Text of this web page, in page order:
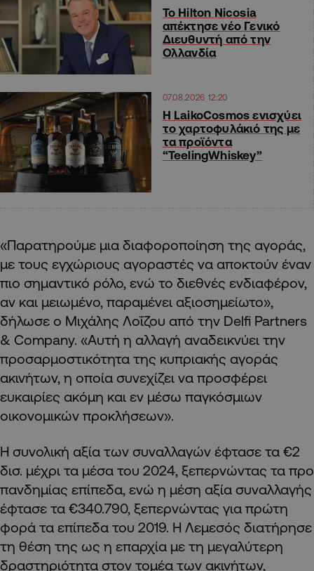
Το Hilton Nicosia
απέκτησε νέο Γενικό
Διευθυντή από την
Ολλανδία
07.08.2026 12:20
Η LaikoCosmos ενισχύει
το χαρτοφυλάκιό της με
τα προϊόντα
“TeelingWhiskey”
«Παρατηρούμε μια διαφοροποίηση της αγοράς,
με τους εγχώριους αγοραστές να αποκτούν έναν
πιο σημαντικό ρόλο, ενώ το διεθνές ενδιαφέρον,
αν και μειωμένο, παραμένει αξιοσημείωτο»,
δήλωσε ο Μιχάλης Λοΐζου από την Delfi Partners
& Company. «Αυτή η αλλαγή αναδεικνύει την
προσαρμοστικότητα της κυπριακής αγοράς
ακινήτων, η οποία συνεχίζει να προσφέρει
ευκαιρίες ακόμη και εν μέσω παγκόσμιων
οικονομικών προκλήσεων».
Η συνολική αξία των συναλλαγών έφτασε τα €2
δισ. μέχρι τα μέσα του 2024, ξεπερνώντας τα προ
πανδημίας επίπεδα, ενώ η μέση αξία συναλλαγής
έφτασε τα €340.790, ξεπερνώντας για πρώτη
φορά τα επίπεδα του 2019. Η Λεμεσός διατήρησε
τη θέση της ως η επαρχία με τη μεγαλύτερη
δραστηριότητα στον τομέα των ακινήτων,